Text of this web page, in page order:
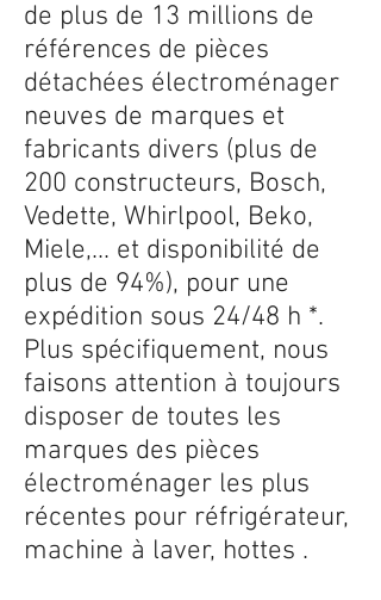
de plus de 13 millions de
références de pièces
détachées électroménager
neuves de marques et
fabricants divers (plus de
200 constructeurs, Bosch,
Vedette, Whirlpool, Beko,
Miele,... et disponibilité de
plus de 94%), pour une
expédition sous 24/48 h *.
Plus spécifiquement, nous
faisons attention à toujours
disposer de toutes les
marques des pièces
électroménager les plus
récentes pour réfrigérateur,
machine à laver, hottes .